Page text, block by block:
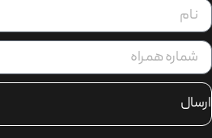
ارسال